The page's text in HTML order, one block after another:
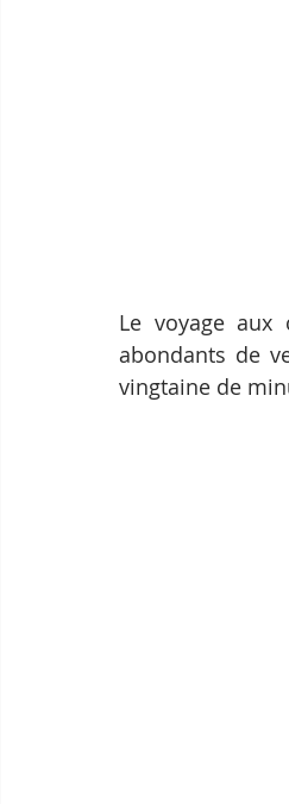
Le voyage aux
abondants de
vingtaine de